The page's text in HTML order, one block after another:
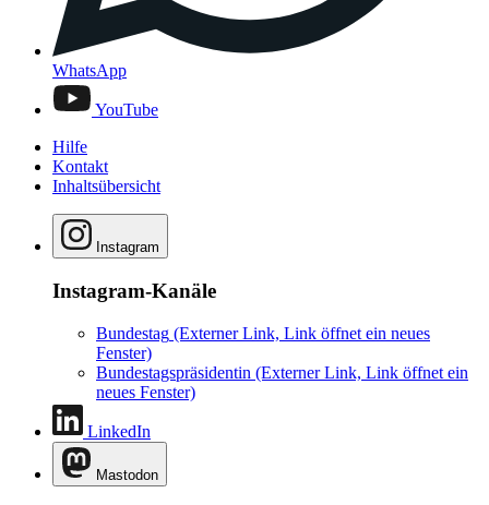
WhatsApp
YouTube
Hilfe
Kontakt
Inhaltsübersicht
Instagram
Instagram-Kanäle
Bundestag (Externer Link, Link öffnet ein neues
Fenster)
Bundestagspräsidentin (Externer Link, Link öffnet ein
neues Fenster)
LinkedIn
Mastodon